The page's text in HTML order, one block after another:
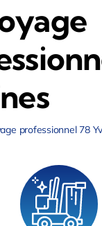
professionnel 78